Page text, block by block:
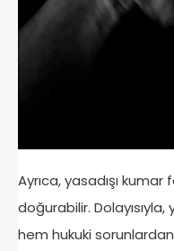
Ayrıca, yasadışı
doğurabilir.
hem hukuki